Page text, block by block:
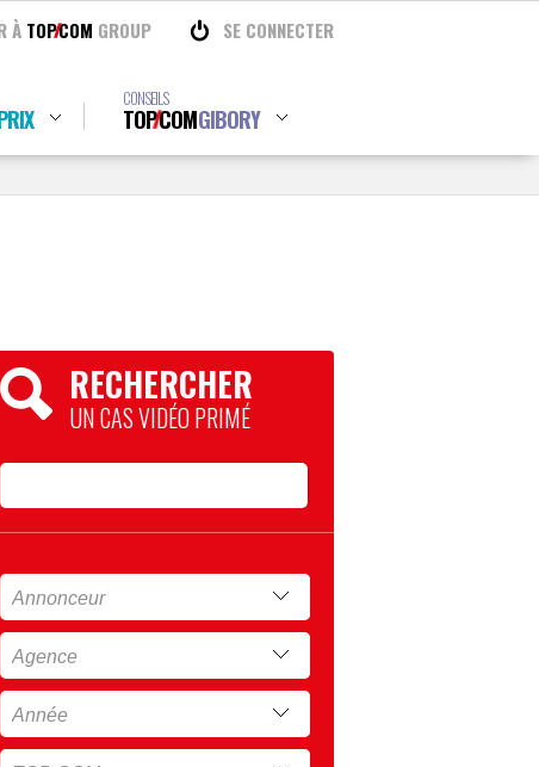
À TOPCOM GROUP SE CONNECTER
CONSEILS
TOPCOMGIBORY
RECHERCHER
UN CAS VIDÉO PRIMÉ